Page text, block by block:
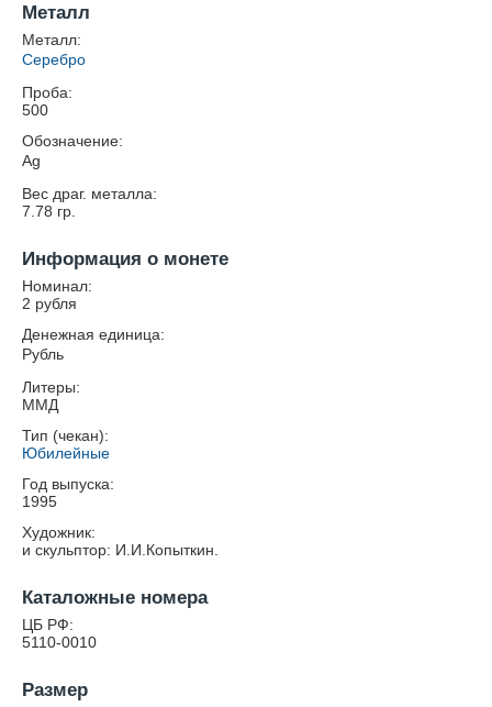
Металл
Металл:
Серебро
Проба:
500
Обозначение:
Ag
Вес драг. металла:
7.78 гр.
Информация о монете
Номинал:
2 рубля
Денежная единица:
Рубль
Литеры:
ММД
Тип (чекан):
Юбилейные
Год выпуска:
1995
Художник:
и скульптор: И.И.Копыткин.
Каталожные номера
ЦБ РФ:
5110-0010
Размер